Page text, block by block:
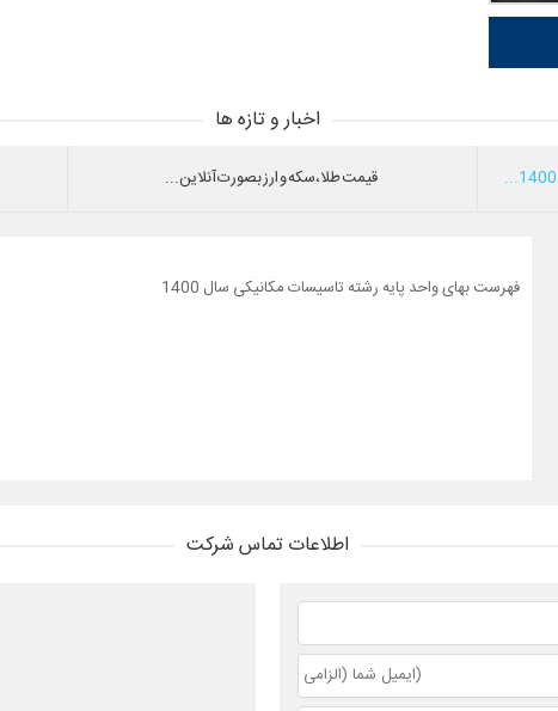
اخبار و تازه ها
قیمت طلا،سکه و ارز بصورت آنلاین...
فهرست بهای واحد پایه رشته تاسیسات مکانیکی سال 1400
اطلاعات تماس شرکت